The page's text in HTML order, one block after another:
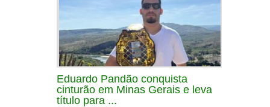
Eduardo Pandão conquista
cinturão em Minas Gerais e leva
título para ...